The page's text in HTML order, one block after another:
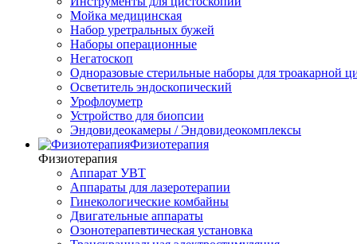
Мойка медицинская
Набор уретральных бужей
Наборы операционные
Негатоскоп
Одноразовые стерильные наборы для троакарной
Осветитель эндоскопический
Урофлоуметр
Устройство для биопсии
Эндовидеокамеры / Эндовидеокомплексы
Физиотерапия
Физиотерапия
Аппарат УВТ
Аппараты для лазеротерапии
Гинекологические комбайны
Двигательные аппараты
Озонотерапевтическая установка